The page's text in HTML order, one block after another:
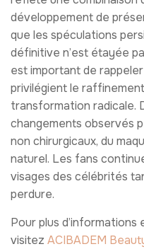
développement de
que les spéculations
définitive n’est étayée
est important de
privilégient le
transformation radicale.
changements observés
non chirurgicaux, du
naturel. Les fans
visages des célébrités
perdure.
Pour plus
visitez ACIBADEM